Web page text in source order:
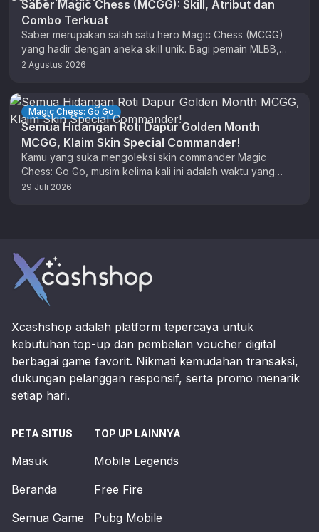
Saber Magic Chess (MCGG): Skill, Atribut dan
Combo Terkuat
Saber merupakan salah satu hero Magic Chess (MCGG)
yang hadir dengan aneka skill unik. Bagi pemain MLBB,
anda sudah tidak …
2 Agustus 2026
Magic Chess: Go Go
Semua Hidangan Roti Dapur Golden Month
MCGG, Klaim Skin Special Commander!
Kamu yang suka mengoleksi skin commander Magic
Chess: Go Go, musim kelima kali ini adalah waktu yang
tepat untuk berburu …
29 Juli 2026
Xcashshop adalah platform tepercaya untuk
kebutuhan top-up dan pembelian voucher digital
berbagai game favorit. Nikmati kemudahan transaksi,
dukungan pelanggan responsif, serta promo menarik
setiap hari.
PETA SITUS
Masuk
Beranda
Semua Game
TOP UP LAINNYA
Mobile Legends
Free Fire
Pubg Mobile